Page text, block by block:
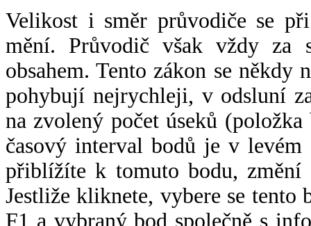
Velikost i směr průvodiče se
mění. Průvodič však vždy za
obsahem. Tento zákon se někdy
pohybují nejrychleji, v odsluní
na zvolený počet úseků
časový interval bodů je v
přiblížíte k tomuto bodu,
Jestliže kliknete, vybere se tento
F1 a vybraný bod společně s